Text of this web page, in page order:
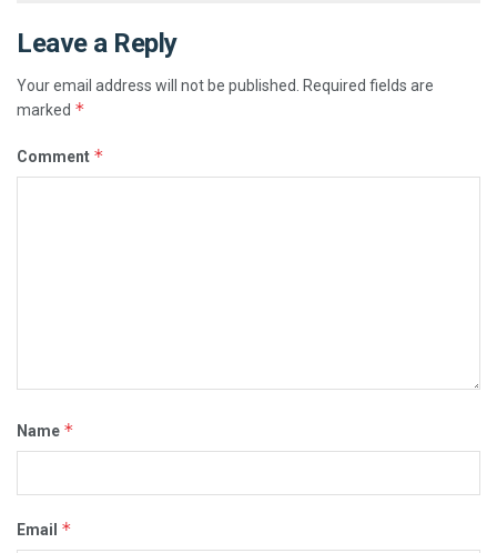
Leave a Reply
Your email address will not be published. Required fields are
marked *
Comment *
Name *
Email *